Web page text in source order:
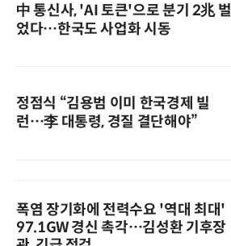
中 통신사, 'AI 토큰'으로 분기 2兆 벌
었다…한국도 사업화 시동
정점식 “김용범 이미 한국경제 빌
런…李 대통령, 경질 결단해야”
폭염 장기화에 전력수요 '역대 최대'
97.1GW 경신 촉각…김성환 기후장